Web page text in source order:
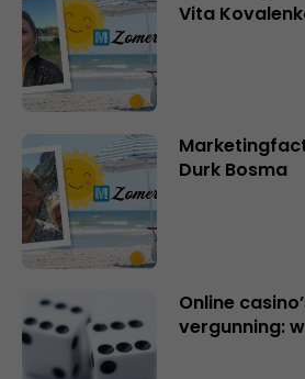
Vita
Durk Bosma
Online
vergunning: